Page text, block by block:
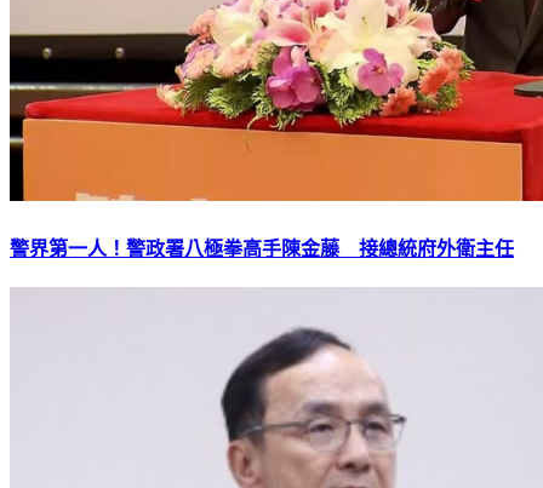
警界第一人！警政署八極拳高手陳金藤 接總統府外衛主任